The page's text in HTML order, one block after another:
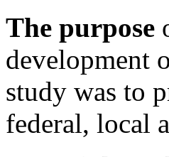
The purpose
development
study was to
federal, local